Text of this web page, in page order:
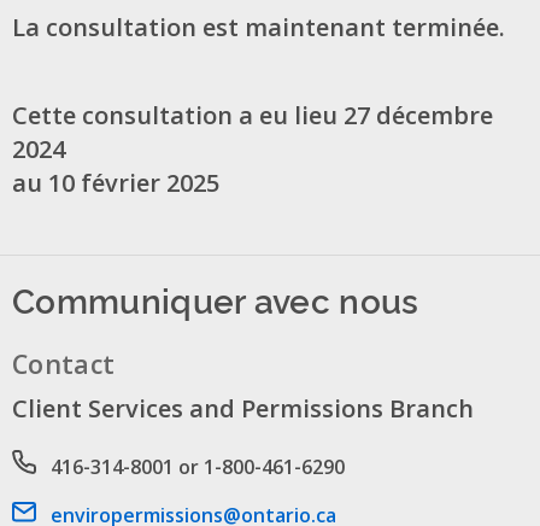
La consultation est maintenant terminée.
Cette consultation a eu lieu 27 décembre
2024
au 10 février 2025
Communiquer avec nous
Contact
Client Services and Permissions Branch
Phone number
416-314-8001 or 1-800-461-6290
Email address
enviropermissions@ontario.ca